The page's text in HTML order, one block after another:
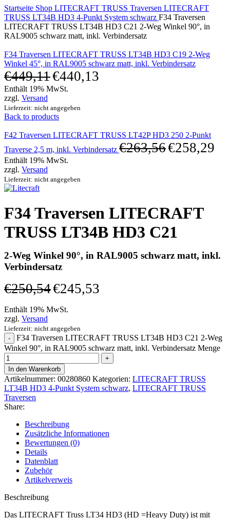
Startseite Shop LITECRAFT TRUSS Traversen LITECRAFT
TRUSS LT34B HD3 4-Punkt System schwarz F34 Traversen
LITECRAFT TRUSS LT34B HD3 C21 2-Weg Winkel 90°, in
RAL9005 schwarz matt, inkl. Verbindersatz
F34 Traversen LITECRAFT TRUSS LT34B HD3 C19 2-Weg
Winkel 45°, in RAL9005 schwarz matt, inkl. Verbindersatz
€449,11€440,13
Enthält 19% MwSt.
zzgl. Versand
Lieferzeit: nicht angegeben
Back to products
F42 Traversen LITECRAFT TRUSS LT42P HD3 250 2-Punkt
Traverse 2,5 m, inkl. Verbindersatz €263,56€258,29
Enthält 19% MwSt.
zzgl. Versand
Lieferzeit: nicht angegeben
F34 Traversen LITECRAFT
TRUSS LT34B HD3 C21
2-Weg Winkel 90°, in RAL9005 schwarz matt, inkl.
Verbindersatz
€250,54€245,53
Enthält 19% MwSt.
zzgl. Versand
Lieferzeit: nicht angegeben
F34 Traversen LITECRAFT TRUSS LT34B HD3 C21 2-Weg
Winkel 90°, in RAL9005 schwarz matt, inkl. Verbindersatz Menge
In den Warenkorb
Artikelnummer: 00280860 Kategorien: LITECRAFT TRUSS
LT34B HD3 4-Punkt System schwarz, LITECRAFT TRUSS
Traversen
Share:
Beschreibung
Zusätzliche Informationen
Bewertungen (0)
Details
Datenblatt
Zubehör
Artikelverweis
Beschreibung
Das LITECRAFT Truss LT34 HD3 (HD =Heavy Duty) ist mit